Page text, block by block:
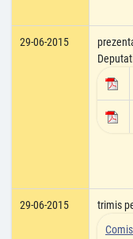
29-06-2015
29-06-2015
trimis